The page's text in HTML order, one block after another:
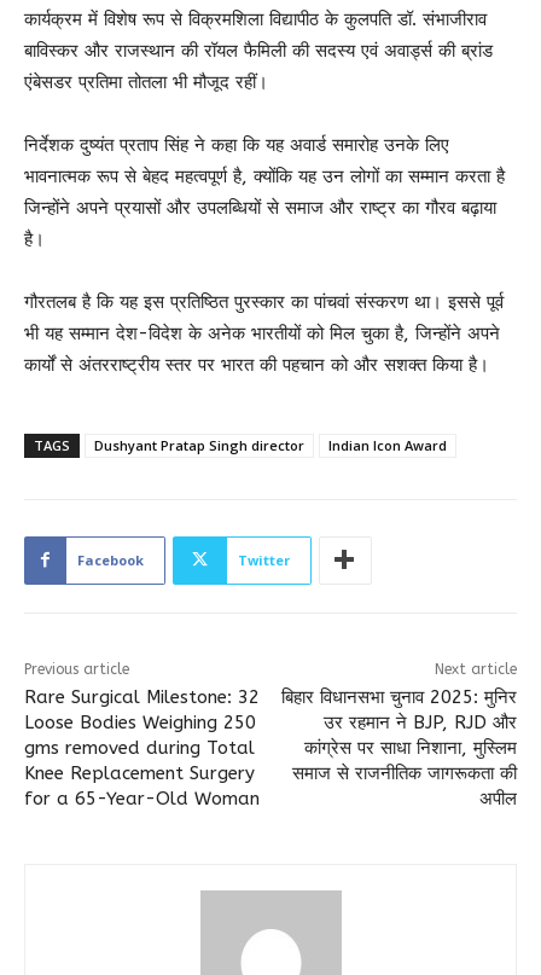
कार्यक्रम में विशेष रूप से विक्रमशिला विद्यापीठ के कुलपति डॉ. संभाजीराव
बाविस्कर और राजस्थान की रॉयल फैमिली की सदस्य एवं अवार्ड्स की ब्रांड
एंबेसडर प्रतिमा तोतला भी मौजूद रहीं।
निर्देशक दुष्यंत प्रताप सिंह ने कहा कि यह अवार्ड समारोह उनके लिए
भावनात्मक रूप से बेहद महत्वपूर्ण है, क्योंकि यह उन लोगों का सम्मान करता है
जिन्होंने अपने प्रयासों और उपलब्धियों से समाज और राष्ट्र का गौरव बढ़ाया
है।
गौरतलब है कि यह इस प्रतिष्ठित पुरस्कार का पांचवां संस्करण था। इससे पूर्व
भी यह सम्मान देश-विदेश के अनेक भारतीयों को मिल चुका है, जिन्होंने अपने
कार्यों से अंतरराष्ट्रीय स्तर पर भारत की पहचान को और सशक्त किया है।
TAGS Dushyant Pratap Singh director Indian Icon Award
Facebook Twitter
Previous article
Rare Surgical Milestone: 32
Loose Bodies Weighing 250
gms removed during Total
Knee Replacement Surgery
for a 65-Year-Old Woman
Next article
बिहार विधानसभा चुनाव 2025: मुनिर
उर रहमान ने BJP, RJD और
कांग्रेस पर साधा निशाना, मुस्लिम
समाज से राजनीतिक जागरूकता की
अपील